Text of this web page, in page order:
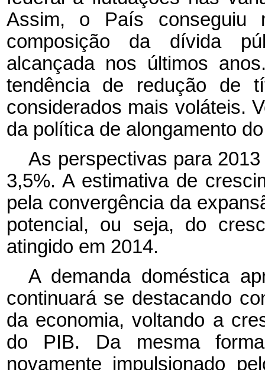
Assim, o País conseguiu
composição da dívida
alcançada nos últimos
tendência de redução de
considerados mais voláteis.
da política de alongamento
As perspectivas para
3,5%. A estimativa de
pela convergência da
potencial, ou seja, do
atingido em 2014.
A demanda doméstica
continuará se destacando
da economia, voltando a
do PIB. Da mesma
novamente impulsionado